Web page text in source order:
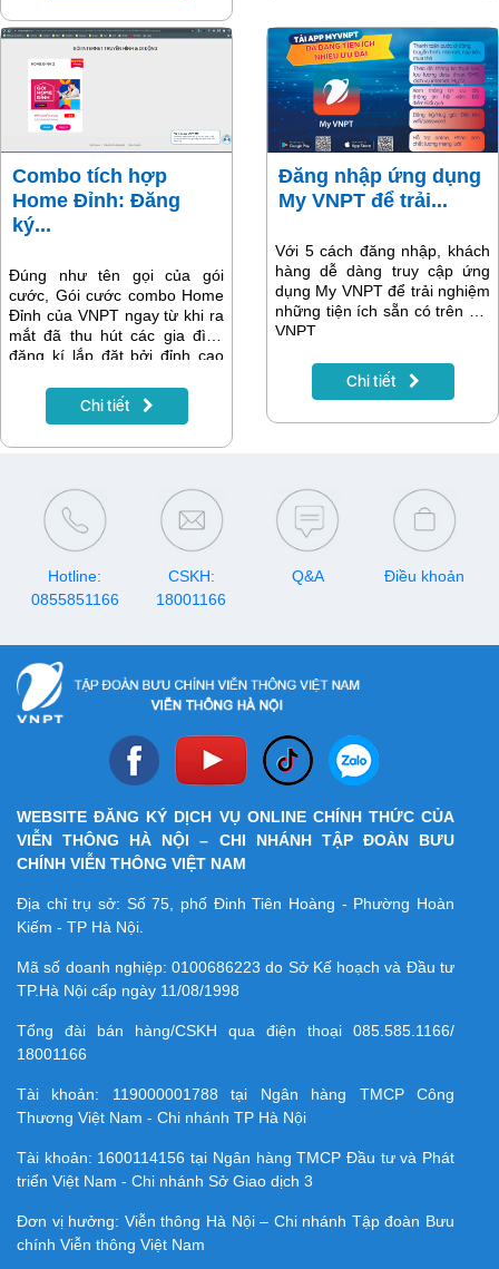
đại dịch COVID của Thủ
tướng Phạm Minh Chính, vượt
mọi thách thức, VNPT triển
khai tối đa mọi nguồn lực để
hỗ trợ Thành phố Hồ Chí
Minh và các tỉnh phía Nam
chiến thắng đại dịch
Combo tích hợp
Home Đỉnh: Đăng
ký...
Đúng như tên gọi của gói
cước, Gói cước combo Home
Đỉnh của VNPT ngay từ khi ra
mắt đã thu hút các gia đình
đăng kí lắp đặt bởi đỉnh cao
thông. Hơn thế nữa, trong thời
gian giãn cách xã hội, khách
GIÁ NIÊM YẾT
Chi tiết
Đăng nhập ứng dụng
My VNPT để trải...
Với 5 cách đăng nhập, khách
hàng dễ dàng truy cập ứng
dụng My VNPT để trải nghiệm
những tiện ích sẵn có trên My
VNPT.
Chi tiết
Hotline:
0855851166
CSKH:
18001166
Q&A Điều khoản
WEBSITE ĐĂNG KÝ DỊCH VỤ ONLINE CHÍNH THỨC CỦA
VIỄN THÔNG HÀ NỘI – CHI NHÁNH TẬP ĐOÀN BƯU
CHÍNH VIỄN THÔNG VIỆT NAM
Địa chỉ trụ sở: Số 75, phố Đinh Tiên Hoàng - Phường Hoàn
Kiếm - TP Hà Nội.
Mã số doanh nghiệp:0100686223 do Sở Kế hoạch và Đầu tư
TP.Hà Nội cấp ngày 11/08/1998
Tổng đài bán hàng/CSKH qua điện thoại 085.585.1166/
18001166
Tài khoản: 119000001788 tại Ngân hàng TMCP Công
Thương Việt Nam - Chi nhánh TP Hà Nội
Tài khoản: 1600114156 tại Ngân hàng TMCP Ðầu tư và Phát
triển Việt Nam - Chi nhánh Sở Giao dịch 3
Đơn vị hưởng: Viễn thông Hà Nội – Chi nhánh Tập đoàn Bưu
chính Viễn thông Việt Nam